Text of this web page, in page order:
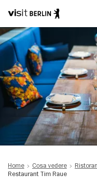
Salta
al
contenuto
principale
Portale
ufficiale
del
turismo
di
Berlino
Home Cosa vedere
Restaurant Tim Raue